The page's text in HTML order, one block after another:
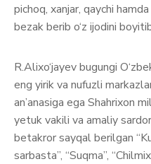
pichoq, xanjar, qaychi
bezak berib o‘z ijodini
R.Alixo‘jayev bugungi
eng yirik va nufuzli
an’anasiga ega Shahrixon
yetuk vakili va amaliy
betakror sayqal berilgan
sarbasta”, “Suqma”,